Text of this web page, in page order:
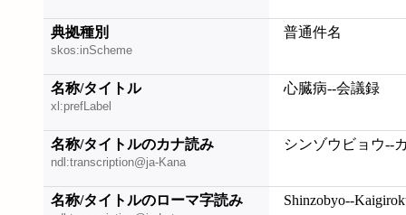
典拠種別
skos:inScheme
普通件名
名称/タイトル
xl:prefLabel
心臓病--会議録
名称/タイトルのカナ読み
ndl:transcription@ja-Kana
シンゾウビョウ--
名称/タイトルのローマ字読み Shinzobyo--